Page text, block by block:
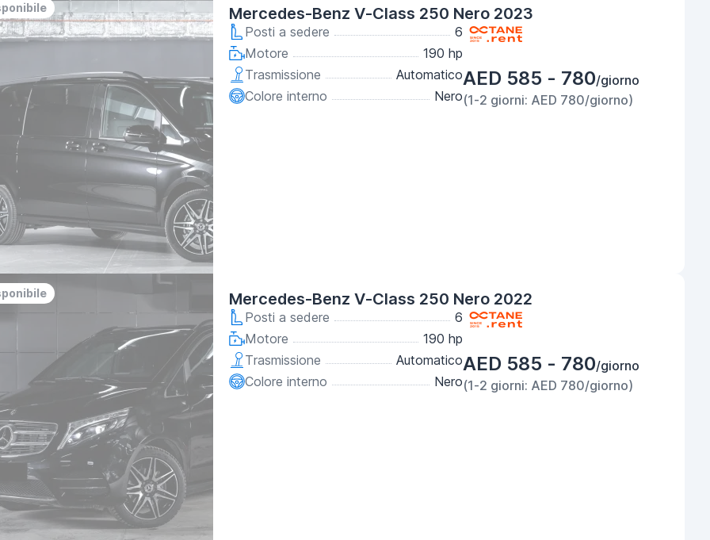
Mercedes-Benz V-Class 250 Nero 2023
Posti a sedere
6
Motore
190 hp
Trasmissione
Automatico
Colore interno
Nero
AED 585 - 780/giorno
(1-2 giorni: AED 780/giorno)
Mercedes-Benz V-Class 250 Nero 2022
Posti a sedere
6
Motore
190 hp
Trasmissione
Automatico
Colore interno
Nero
AED 585 - 780/giorno
(1-2 giorni: AED 780/giorno)